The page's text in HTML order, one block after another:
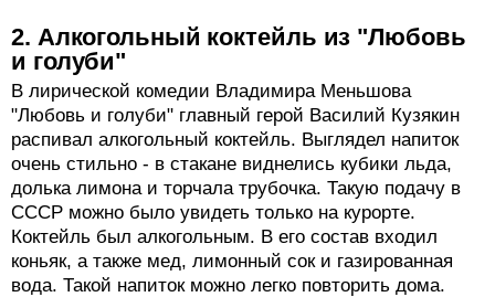
2. Алкогольный коктейль из "Любовь
и голуби"
В лирической комедии Владимира Меньшова
"Любовь и голуби" главный герой Василий Кузякин
распивал алкогольный коктейль. Выглядел напиток
очень стильно - в стакане виднелись кубики льда,
долька лимона и торчала трубочка. Такую подачу в
СССР можно было увидеть только на курорте.
Коктейль был алкогольным. В его состав входил
коньяк, а также мед, лимонный сок и газированная
вода. Такой напиток можно легко повторить дома.